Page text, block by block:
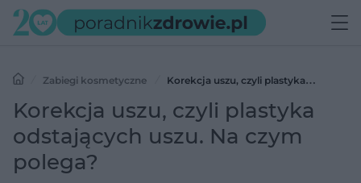
Zabiegi kosmetyczne
Korekcja uszu, czyli plastyka
odstających uszu. Na czym polega?
Korekcja uszu, czyli plastyka
odstających uszu. Na czym
polega?